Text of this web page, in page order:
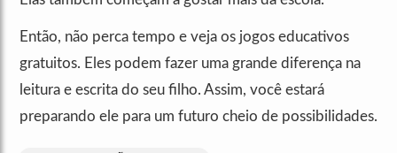
Então, não perca tempo e veja os jogos educativos
gratuitos. Eles podem fazer uma grande diferença na
leitura e escrita do seu filho. Assim, você estará
preparando ele para um futuro cheio de possibilidades.